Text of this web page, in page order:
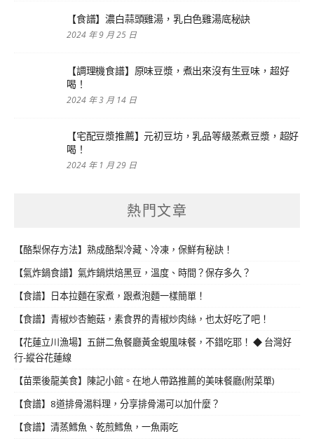
【食譜】濃白蒜頭雞湯，乳白色雞湯底秘訣
2024 年 9 月 25 日
【調理機食譜】原味豆漿，煮出來沒有生豆味，超好
喝！
2024 年 3 月 14 日
【宅配豆漿推薦】元初豆坊，乳品等級蒸煮豆漿，超好
喝！
2024 年 1 月 29 日
熱門文章
【酪梨保存方法】熟成酪梨冷藏、冷凍，保鮮有秘訣！
【氣炸鍋食譜】氣炸鍋烘焙黑豆，溫度、時間？保存多久？
【食譜】日本拉麵在家煮，跟煮泡麵一樣簡單！
【食譜】青椒炒杏鮑菇，素食界的青椒炒肉絲，也太好吃了吧！
【花蓮立川漁場】五餅二魚餐廳黃金蜆風味餐，不錯吃耶！ ◆ 台灣好
行-縱谷花蓮線
【苗栗後龍美食】陳記小館。在地人帶路推薦的美味餐廳(附菜單)
【食譜】8道排骨湯料理，分享排骨湯可以加什麼？
【食譜】清蒸鱈魚、乾煎鱈魚，一魚兩吃